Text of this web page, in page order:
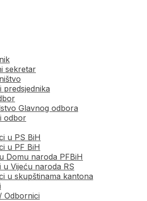
sekretar
predsjednika
Glavnog odbora
odbor
u PS BiH
u PF BiH
Domu naroda PFBiH
u Vijeću naroda RS
u skupštinama kantona
Odbornici